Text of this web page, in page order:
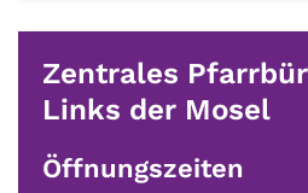
Zentrales
Links der Mosel
Öffnungszeiten